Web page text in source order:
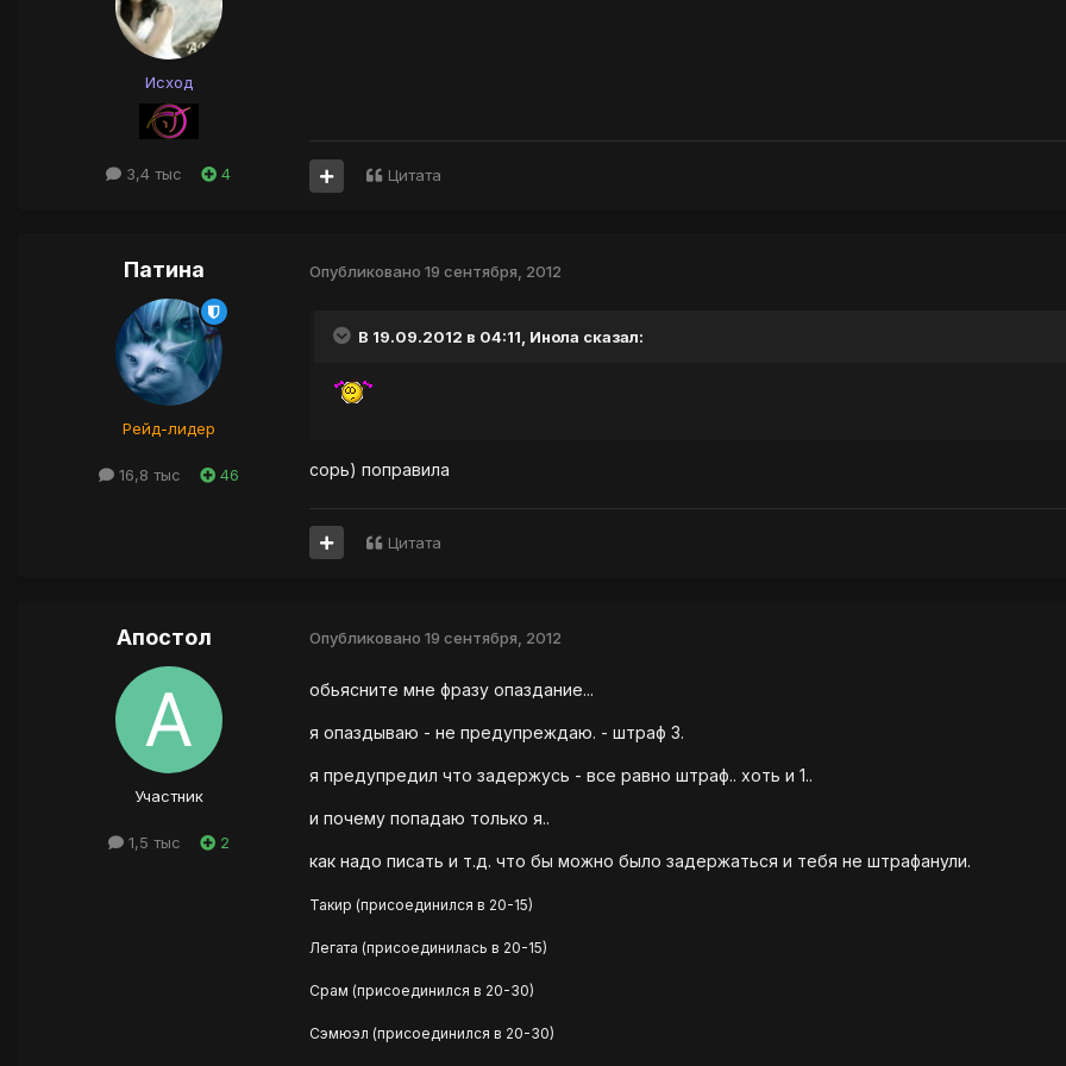
Исход
3,4 тыс 4 Цитата
Патина
Рейд-лидер
16,8 тыс 46
Опубликовано 19 сентября, 2012
В 19.09.2012 в 04:11, Инола сказал:
сорь) поправила
Цитата
Апостол
Участник
1,5 тыс 2
Опубликовано 19 сентября, 2012
обьясните мне фразу опаздание...
я опаздываю - не предупреждаю. - штраф 3.
я предупредил что задержусь - все равно штраф.. хоть и 1..
и почему попадаю только я..
как надо писать и т.д. что бы можно было задержаться и тебя не штрафанули.
Такир (присоединился в 20-15)
Легата (присоединилась в 20-15)
Срам (присоединился в 20-30)
Сэмюэл (присоединился в 20-30)